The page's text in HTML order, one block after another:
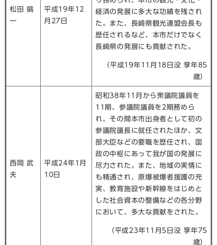
松田 皜
一
平成19年12
月27日
経済の発展に多大な功績を残され
た。また、長崎県観光連盟会長も
歴任されるなど、本市だけでなく
長崎県の発展にも貢献された。
（平成19年11月18日没 享年85
歳）
西岡 武
夫
平成24年1月
10日
昭和38年11月から衆議院議員を
11期、参議院議員を2期務めら
れ、その間本市出身者として初の
参議院議長に就任されたほか、文
部大臣などの要職を歴任され、国
政の中枢にあって我が国の発展に
尽力された。また、地域の実情に
も精通され、原爆被爆者援護の充
実、教育施設や新幹線をはじめと
した社会資本の整備などの各分野
において、多大な貢献をされた。
（平成23年11月5日没 享年75
歳）